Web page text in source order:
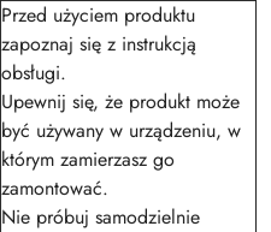
Przed użyciem produktu
zapoznaj się z instrukcją
obsługi.
Upewnij się, że produkt może
być używany w urządzeniu, w
którym zamierzasz go
zamontować.
Nie próbuj samodzielnie